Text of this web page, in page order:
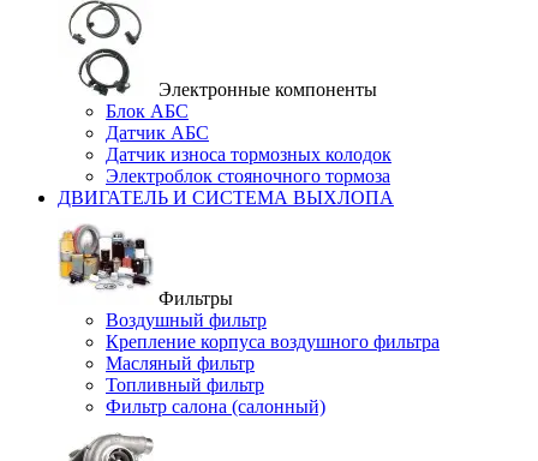
Электронные компоненты
Блок АБС
Датчик АБС
Датчик износа тормозных колодок
Электроблок стояночного тормоза
ДВИГАТЕЛЬ И СИСТЕМА ВЫХЛОПА
Фильтры
Воздушный фильтр
Крепление корпуса воздушного фильтра
Масляный фильтр
Топливный фильтр
Фильтр салона (салонный)